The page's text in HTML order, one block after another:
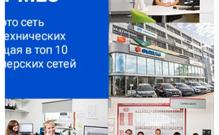
КОНТАКТЫ
Избранное
Сравнение